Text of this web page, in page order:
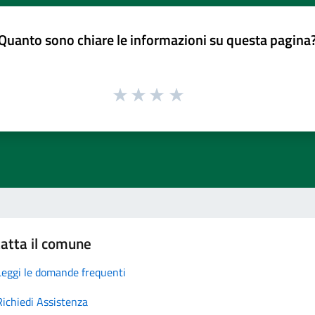
sono chiare le informazioni su questa
il comune
le domande frequenti
Assistenza